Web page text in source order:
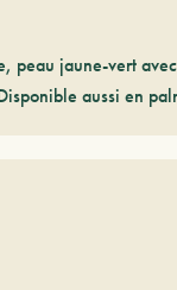
peau jaune-vert
aussi en